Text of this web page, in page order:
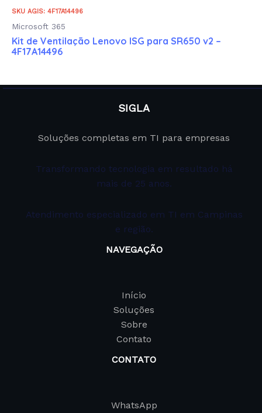
SKU AGIS: 4F17A14496
Microsoft 365
Kit de Ventilação Lenovo ISG para SR650 v2 –
4F17A14496
SIGLA
Soluções completas em TI para empresas
Transformando tecnologia em resultado há
mais de 25 anos.
Atendimento especializado em TI em Campinas
e região.
NAVEGAÇÃO
Início
Soluções
Sobre
Contato
CONTATO
WhatsApp